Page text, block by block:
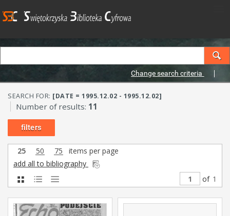
Change search criteria
SEARCH FOR: [DATE = 1995.12.02 - 1995.12.02]
Number of results: 11
filters
25 50 75
items per page
add all to bibliography
of 1